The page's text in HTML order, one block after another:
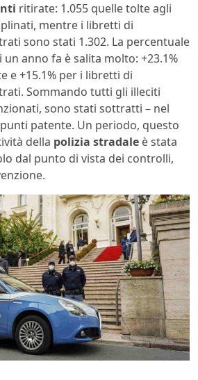
ritirate: 1.055 quelle tolte agli
mentre i libretti di
sono stati 1.302. La percentuale
un anno fa è salita molto: +23.1%
e +15.1% per i libretti di
Sommando tutti gli illeciti
sono stati sottratti – nel
patente. Un periodo, questo
della polizia stradale è stata
dal punto di vista dei controlli,